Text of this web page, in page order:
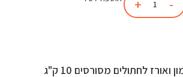
ואורז לחתולים מסורסים 10 ק"ג